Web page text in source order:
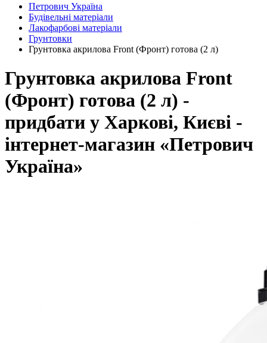
Петрович Україна
Будівельні матеріали
Лакофарбові матеріали
Грунтовки
Грунтовка акрилова Front (Фронт) готова (2 л)
Грунтовка акрилова Front
(Фронт) готова (2 л) -
придбати у Харкові, Києві -
інтернет-магазин «Петрович
Україна»